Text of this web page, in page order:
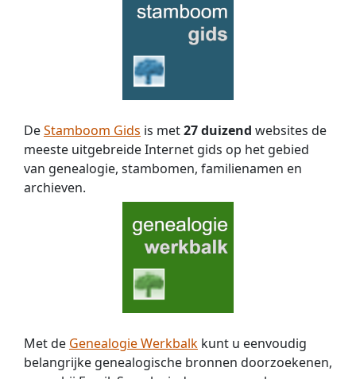
DeStamboom Gids is met27 duizend websites de
meeste uitgebreide Internet gids op het gebied
van genealogie, stambomen, familienamen en
archieven.
Met de Genealogie Werkbalk kunt u eenvoudig
belangrijke genealogische bronnen doorzoekenen,